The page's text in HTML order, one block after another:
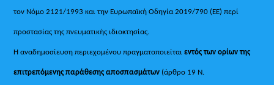
τον Νόμο 2121/1993 και την Ευρωπαϊκή Οδηγία 2019/790 (ΕΕ) περί
προστασίας της πνευματικής ιδιοκτησίας.
Η αναδημοσίευση περιεχομένου πραγματοποιείταιεντός των ορίων της
επιτρεπόμενης παράθεσης αποσπασμάτων (άρθρο 19 Ν.